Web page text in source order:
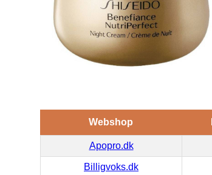
Webshop
Apopro.dk
Billigvoks.dk